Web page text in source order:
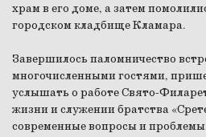
храм в его доме, а затем
городском кладбище Кламара.
Завершилось паломничество
многочисленными гостями,
услышать о работе Свято-
жизни и служении братства
современные вопросы и